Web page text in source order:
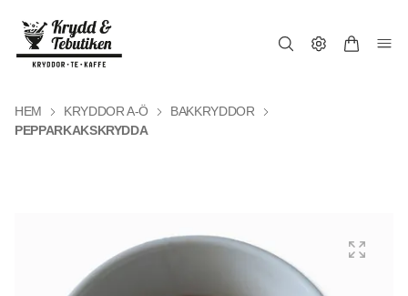
HEM KRYDDOR A-Ö
BAKKRYDDOR
PEPPARKAKSKRYDDA